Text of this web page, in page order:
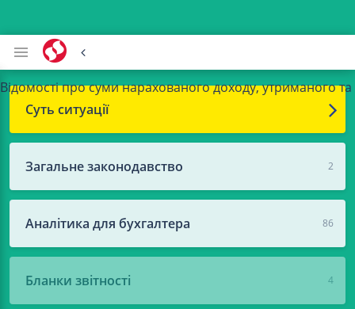
Відомості про суми нарахованого доходу, утриманого
Суть ситуації
2
Загальне законодавство
86
Аналітика для бухгалтера
4
Бланки звітності